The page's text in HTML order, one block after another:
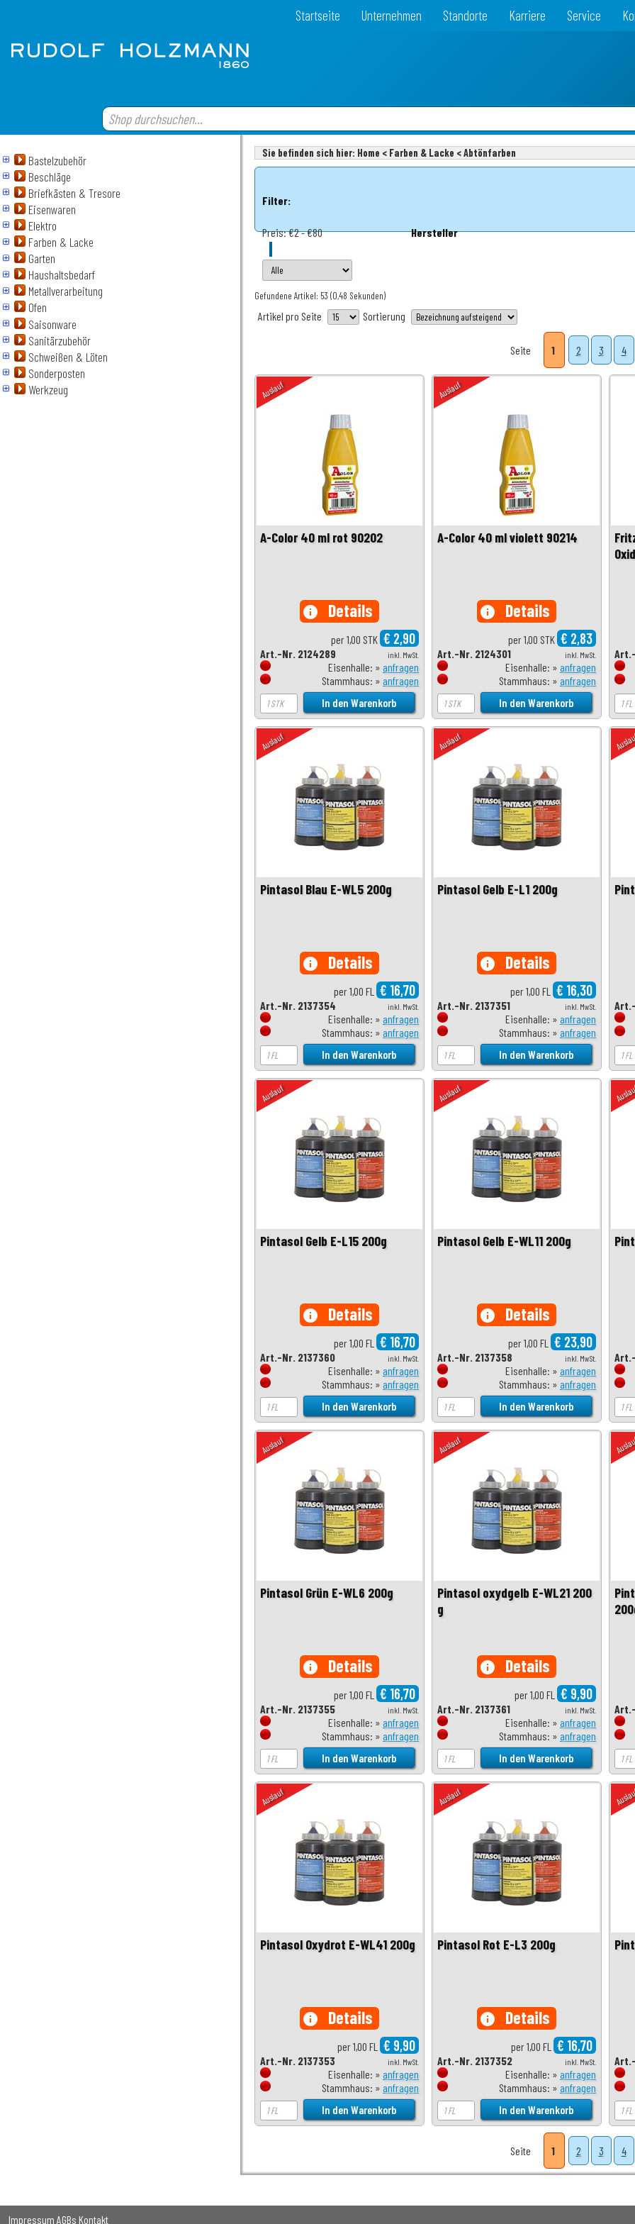
Startseite Unternehmen Standorte Karriere Service
Bastelzubehör
Beschläge
Briefkästen & Tresore
Eisenwaren
Elektro
Farben & Lacke
Garten
Haushaltsbedarf
Metallverarbeitung
Ofen
Saisonware
Sanitärzubehör
Schweißen & Löten
Sonderposten
Werkzeug
Sie befinden sich hier: Home < Farben & Lacke < Abtönfarben
Filter:
Preis:€2 - €80 Hersteller
Gefundene Artikel: 53 (0,48 Sekunden)
Artikel pro Seite Sortierung
Seite 1 2 3 4
Auslauf
A-Color 40 ml rot 90202
info Details
per 1,00 STK € 2,90
inkl. MwSt.
Art.-Nr. 2124289
Eisenhalle: » anfragen
Stammhaus: » anfragen
Auslauf
A-Color 40 ml violett 90214
info Details
per 1,00 STK € 2,83
inkl. MwSt.
Art.-Nr. 2124301
Eisenhalle: » anfragen
Stammhaus: » anfragen
Auslauf
Pintasol Blau E-WL5 200g
info Details
per 1,00 FL € 16,70
inkl. MwSt.
Art.-Nr. 2137354
Eisenhalle: » anfragen
Stammhaus: » anfragen
Auslauf
Pintasol Gelb E-L1 200g
info Details
per 1,00 FL € 16,30
inkl. MwSt.
Art.-Nr. 2137351
Eisenhalle: » anfragen
Stammhaus: » anfragen
Auslauf
Pintasol Gelb E-L15 200g
info Details
per 1,00 FL € 16,70
inkl. MwSt.
Art.-Nr. 2137360
Eisenhalle: » anfragen
Stammhaus: » anfragen
Auslauf
Pintasol Gelb E-WL11 200g
info Details
per 1,00 FL € 23,90
inkl. MwSt.
Art.-Nr. 2137358
Eisenhalle: » anfragen
Stammhaus: » anfragen
Auslauf
Pintasol Grün E-WL6 200g
info Details
per 1,00 FL € 16,70
inkl. MwSt.
Art.-Nr. 2137355
Eisenhalle: » anfragen
Stammhaus: » anfragen
Auslauf
Pintasol oxydgelb E-WL21 200
g
info Details
per 1,00 FL € 9,90
inkl. MwSt.
Art.-Nr. 2137361
Eisenhalle: » anfragen
Stammhaus: » anfragen
Auslauf
Pintasol Oxydrot E-WL41 200g
info Details
per 1,00 FL € 9,90
inkl. MwSt.
Art.-Nr. 2137353
Eisenhalle: » anfragen
Stammhaus: » anfragen
Auslauf
Pintasol Rot E-L3 200g
info Details
per 1,00 FL € 16,70
inkl. MwSt.
Art.-Nr. 2137352
Eisenhalle: » anfragen
Stammhaus: » anfragen
Seite 1 2 3 4
Impressum AGBs Kontakt